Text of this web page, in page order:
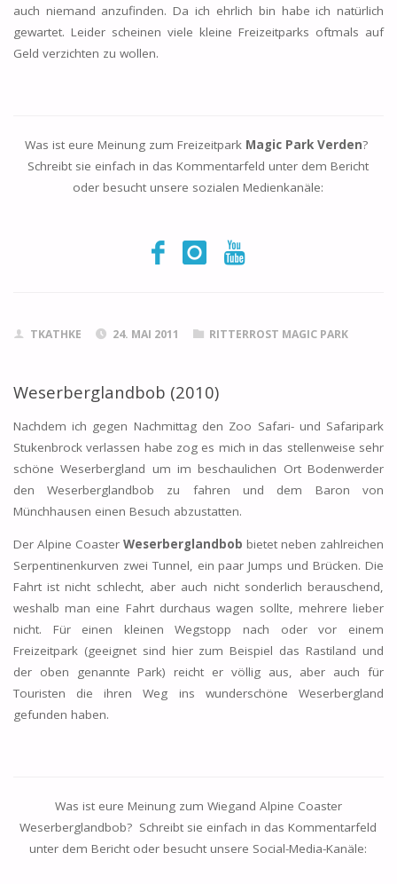
auch niemand anzufinden. Da ich ehrlich bin habe ich natürlich
gewartet. Leider scheinen viele kleine Freizeitparks oftmals auf
Geld verzichten zu wollen.
Was ist eure Meinung zum Freizeitpark Magic Park Verden?
Schreibt sie einfach in das Kommentarfeld unter dem Bericht
oder besucht unsere sozialen Medienkanäle:
TKATHKE 24. MAI 2011 RITTERROST MAGIC PARK
Weserberglandbob (2010)
Nachdem ich gegen Nachmittag den Zoo Safari- und Safaripark
Stukenbrock verlassen habe zog es mich in das stellenweise sehr
schöne Weserbergland um im beschaulichen Ort Bodenwerder
den Weserberglandbob zu fahren und dem Baron von
Münchhausen einen Besuch abzustatten.
Der Alpine Coaster Weserberglandbob bietet neben zahlreichen
Serpentinenkurven zwei Tunnel, ein paar Jumps und Brücken. Die
Fahrt ist nicht schlecht, aber auch nicht sonderlich berauschend,
weshalb man eine Fahrt durchaus wagen sollte, mehrere lieber
nicht. Für einen kleinen Wegstopp nach oder vor einem
Freizeitpark (geeignet sind hier zum Beispiel das Rastiland und
der oben genannte Park) reicht er völlig aus, aber auch für
Touristen die ihren Weg ins wunderschöne Weserbergland
gefunden haben.
Was ist eure Meinung zum Wiegand Alpine Coaster
Weserberglandbob? Schreibt sie einfach in das Kommentarfeld
unter dem Bericht oder besucht unsere Social-Media-Kanäle: